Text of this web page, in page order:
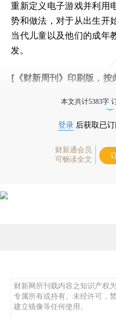
重新定义电子游戏并利用
势和做法，对于从出生开
当代儿童以及他们的成年
发。
[《财新周刊》印刷版， 按
本文共计5383字
登录 后获取已
财新通会员
可畅读全文
财新网所刊载内容之知识产权
专属所有或持有。未经许可，
建立镜像等任何使用。